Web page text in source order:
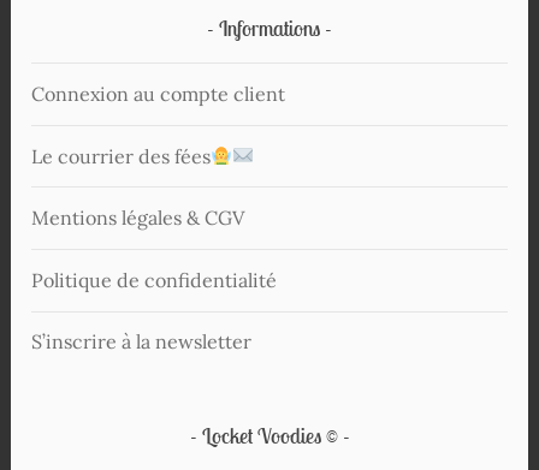
Informations
Connexion au compte client
Le courrier des fées
Mentions légales & CGV
Politique de confidentialité
S’inscrire à la newsletter
Locket Voodies ©